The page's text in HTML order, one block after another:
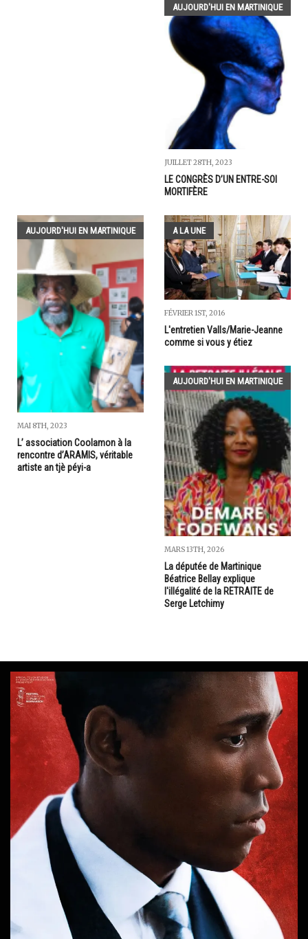
AUJOURD'HUI EN MARTINIQUE
JUILLET 28TH, 2023
LE CONGRÈS D’UN ENTRE-SOI
MORTIFÈRE
AUJOURD'HUI EN MARTINIQUE
MAI 8TH, 2023
L’ association Coolamon à la
rencontre d’ARAMIS, véritable
artiste an tjè péyi-a
A LA UNE
FÉVRIER 1ST, 2016
L'entretien Valls/Marie-Jeanne
comme si vous y étiez
AUJOURD'HUI EN MARTINIQUE
MARS 13TH, 2026
La députée de Martinique
Béatrice Bellay explique
l'illégalité de la RETRAITE de
Serge Letchimy